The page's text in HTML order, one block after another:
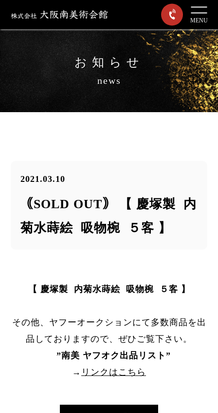
MENU
お知らせ
news
2021.03.10
｟SOLD OUT｠ 【 慶塚製 内
菊水蒔絵 吸物椀 ５客 】
【 慶塚製 内菊水蒔絵 吸物椀 ５客 】
その他、ヤフーオークションにて多数商品を出
品しておりますので、ぜひご覧下さい。
”南美 ヤフオク出品リスト ”
→ リンクはこちら